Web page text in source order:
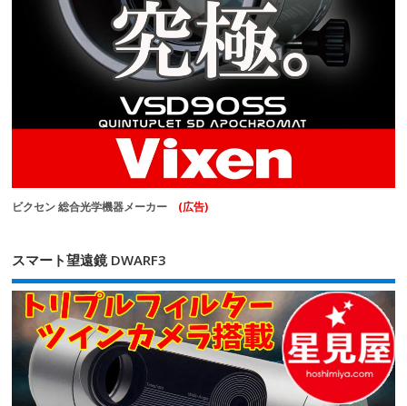
ビクセン 総合光学機器メーカー (広告)
スマート望遠鏡 DWARF3